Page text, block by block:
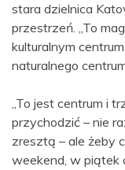
stara dzielnica
przestrzeń. „To
kulturalnym
naturalnego
„To jest centrum i
przychodzić – nie
zresztą – ale żeby
weekend, w piątek